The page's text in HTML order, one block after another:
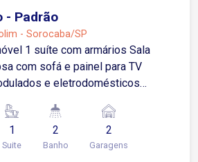
- Padrão
- Sorocaba/SP
Sala
com sofá e painel para TV
e eletrodomésticos
ao
Tauste, Mercadão Campolim
fácil a principais avenidas
1
Suite
2
Banho
2
Garagens